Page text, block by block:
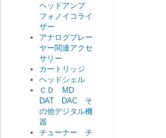
ヘッドアンプ
フォノイコライ
ザー
アナログプレー
ヤー関連アクセ
サリー
カートリッジ
ヘッドシェル
ＣＤ MD
DAT DAC そ
の他デジタル機
器
チューナー チ